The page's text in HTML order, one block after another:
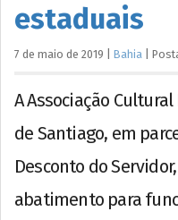
estaduais
7 de maio de 2019 Bahia
A Associação
de Santiago, em
Desconto do
abatimento para